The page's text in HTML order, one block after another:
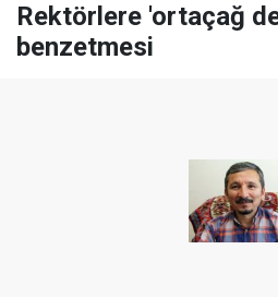
Rektörlere 'ortaçağ
benzetmesi